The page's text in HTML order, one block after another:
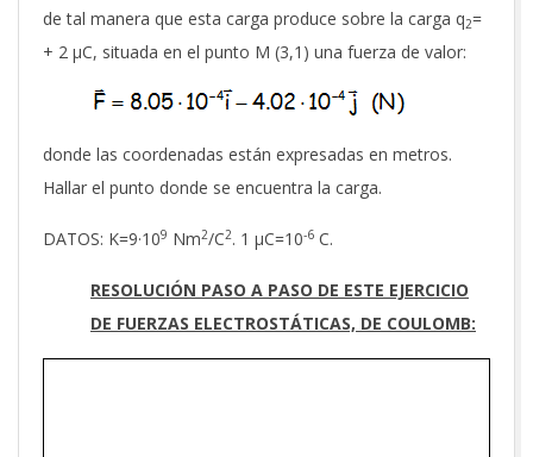
de tal manera que esta carga produce sobre la carga q2=
+ 2 µC, situada en el punto M (3,1) una fuerza de valor:
donde las coordenadas están expresadas en metros.
Hallar el punto donde se encuentra la carga.
DATOS: K=9·109 Nm2/C2. 1 µC=10-6 C.
RESOLUCIÓN PASO A PASO DE ESTE EJERCICIO
DE FUERZAS ELECTROSTÁTICAS, DE COULOMB: